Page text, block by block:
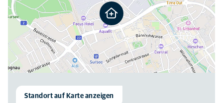
Standort auf Karte anzeigen